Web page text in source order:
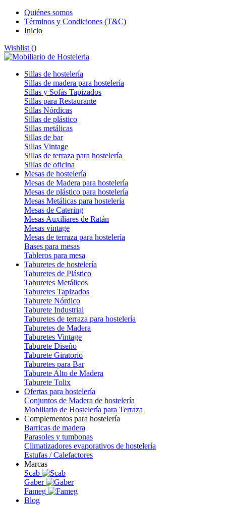
Quiénes somos
Términos y Condiciones (T&C)
Inicio
Wishlist ()
Sillas de hostelería
Sillas de madera para hostelería
Sillas y Sofás Tapizados
Sillas para Restaurante
Sillas Nórdicas
Sillas de plástico
Sillas metálicas
Sillas de bar
Sillas Vintage
Sillas de terraza para hostelería
Sillas de oficina
Mesas de hostelería
Mesas de Madera para hostelería
Mesas de plástico para hostelería
Mesas Metálicas para hostelería
Mesas de Catering
Mesas Auxiliares de Ratán
Mesas vintage
Mesas de terraza para hostelería
Bases para mesas
Tableros para mesa
Taburetes de hostelería
Taburetes de Plástico
Taburetes Metálicos
Taburetes Tapizados
Taburete Nórdico
Taburete Industrial
Taburetes de terraza para hostelería
Taburetes de Madera
Taburetes Vintage
Taburete Diseño
Taburete Giratorio
Taburetes para Bar
Taburete Alto de Madera
Taburete Tolix
Ofertas para hostelería
Conjuntos de Madera de hostelería
Mobiliario de Hostelería para Terraza
Complementos para hostelería
Barricas de madera
Parasoles y tumbonas
Climatizadores evaporativos de hostelería
Estufas / Calefactores
Marcas
Scab
Gaber
Fameg
Blog